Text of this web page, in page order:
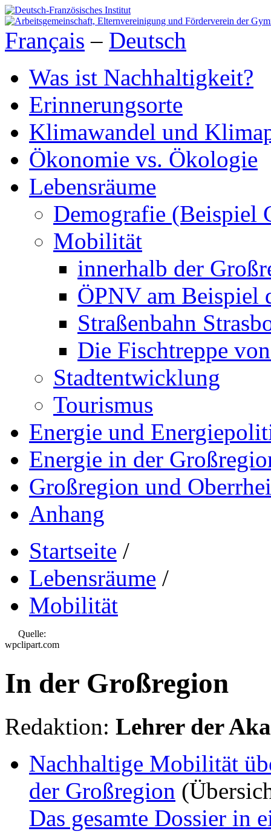
Français – Deutsch
Was ist Nachhaltigkeit?
Erinnerungsorte
Klimawandel und
Ökonomie vs. Ökologie
Lebensräume
Demografie (Beispiel
Mobilität
innerhalb der
ÖPNV am Beispiel
Straßenbahn
Die Fischtreppe
Stadtentwicklung
Tourismus
Energie und
Energie in der
Großregion und
Anhang
Startseite /
Lebensräume /
Mobilität
Quelle:
wpclipart.com
In der Großregion
Redaktion: Lehrer der
Nachhaltige Mobilität
der Großregion
Das gesamte Dossier in